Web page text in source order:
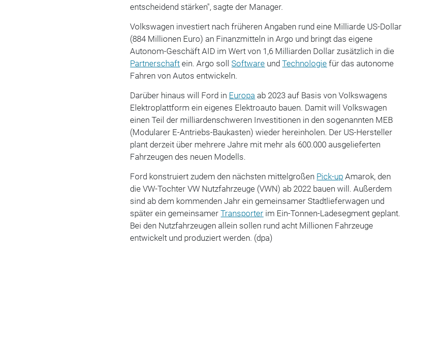
entscheidend stärken", sagte der Manager.
Volkswagen investiert nach früheren Angaben rund eine Milliarde US-Dollar
(884 Millionen Euro) an Finanzmitteln in Argo und bringt das eigene
Autonom-Geschäft AID im Wert von 1,6 Milliarden Dollar zusätzlich in die
Partnerschaft ein. Argo sollSoftware undTechnologie für das autonome
Fahren von Autos entwickeln.
Darüber hinaus will Ford in Europa ab 2023 auf Basis von Volkswagens
Elektroplattform ein eigenes Elektroauto bauen. Damit will Volkswagen
einen Teil der milliardenschweren Investitionen in den sogenannten MEB
(Modularer E-Antriebs-Baukasten) wieder hereinholen. Der US-Hersteller
plant derzeit über mehrere Jahre mit mehr als 600.000 ausgelieferten
Fahrzeugen des neuen Modells.
Ford konstruiert zudem den nächsten mittelgroßen Pick-up Amarok, den
die VW-Tochter VW Nutzfahrzeuge (VWN) ab 2022 bauen will. Außerdem
sind ab dem kommenden Jahr ein gemeinsamer Stadtlieferwagen und
später ein gemeinsamerTransporter im Ein-Tonnen-Ladesegment geplant.
Bei den Nutzfahrzeugen allein sollen rund acht Millionen Fahrzeuge
entwickelt und produziert werden. (dpa)